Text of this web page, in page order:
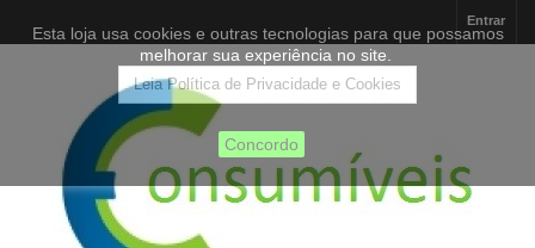
Entrar
Esta loja usa cookies e outras tecnologias para que possamos
melhorar sua experiência no site.
Leia Política de Privacidade e Cookies
Concordo